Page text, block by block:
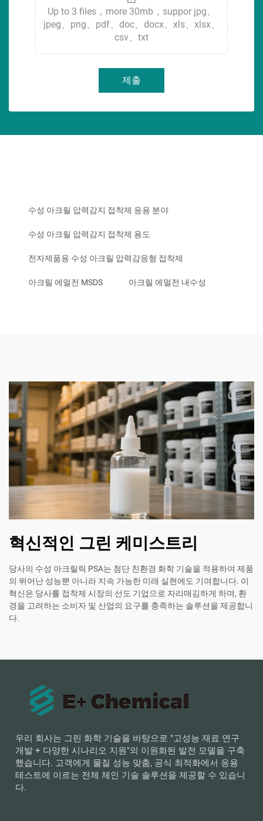
Up to 3 files，more 30mb，suppor jpg、
jpeg、png、pdf、doc、docx、xls、xlsx、
csv、txt
제출
수성 아크릴 압력감지 접착제 응용 분야
수성 아크릴 압력감지 접착제 용도
전자제품용 수성 아크릴 압력감응형 접착제
아크릴 에멀전 MSDS 아크릴 에멀전 내수성
혁신적인 그린 케미스트리
당사의 수성 아크릴릭 PSA는 첨단 친환경 화학 기술을 적용하여 제품
의 뛰어난 성능뿐 아니라 지속 가능한 미래 실현에도 기여합니다. 이
혁신은 당사를 접착제 시장의 선도 기업으로 자리매김하게 하며, 환
경을 고려하는 소비자 및 산업의 요구를 충족하는 솔루션을 제공합니
다.
우리 회사는 그린 화학 기술을 바탕으로 "고성능 재료 연구
개발 + 다양한 시나리오 지원"의 이원화된 발전 모델을 구축
했습니다. 고객에게 물질 성능 맞춤, 공식 최적화에서 응용
테스트에 이르는 전체 체인 기술 솔루션을 제공할 수 있습니
다.